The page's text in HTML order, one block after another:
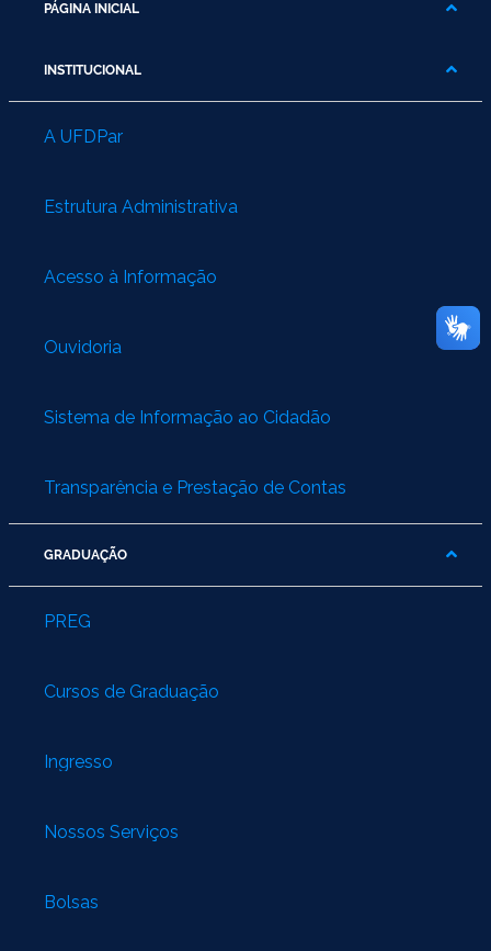
PÁGINA INICIAL
INSTITUCIONAL
A UFDPar
Estrutura Administrativa
Acesso à Informação
Ouvidoria
Sistema de Informação ao Cidadão
Transparência e Prestação de Contas
GRADUAÇÃO
PREG
Cursos de Graduação
Ingresso
Nossos Serviços
Bolsas